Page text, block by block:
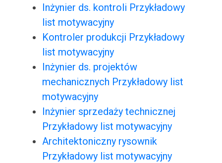
Inżynier ds. kontroli Przykładowy
list motywacyjny
Kontroler produkcji Przykładowy
list motywacyjny
Inżynier ds. projektów
mechanicznych Przykładowy list
motywacyjny
Inżynier sprzedaży technicznej
Przykładowy list motywacyjny
Architektoniczny rysownik
Przykładowy list motywacyjny